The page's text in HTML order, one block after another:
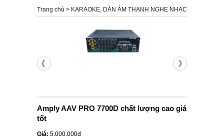
Trang chủ KARAOKE, DÀN ÂM THANH NGHE NHẠC
Amply AAV PRO 7700D chất lượng cao giá
tốt
Giá: 5.000.000đ